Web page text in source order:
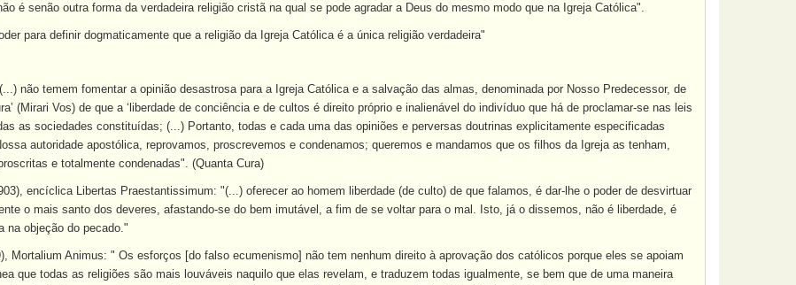
é senão outra forma da verdadeira religião cristã na qual se pode agradar a Deus do mesmo modo que na Igreja Católica".
para definir dogmaticamente que a religião da Igreja Católica é a única religião verdadeira"
não temem fomentar a opinião desastrosa para a Igreja Católica e a salvação das almas, denominada por Nosso Predecessor, de
(Mirari Vos) de que a ‘liberdade de conciência e de cultos é direito próprio e inalienável do indivíduo que há de proclamar-se nas leis
as sociedades constituídas; (...) Portanto, todas e cada uma das opiniões e perversas doutrinas explicitamente especificadas
autoridade apostólica, reprovamos, proscrevemos e condenamos; queremos e mandamos que os filhos da Igreja as tenham,
e totalmente condenadas". (Quanta Cura)
encíclica Libertas Praestantissimum: "(...) oferecer ao homem liberdade (de culto) de que falamos, é dar-lhe o poder de desvirtuar
o mais santo dos deveres, afastando-se do bem imutável, a fim de se voltar para o mal. Isto, já o dissemos, não é liberdade, é
na objeção do pecado."
Mortalium Animus: " Os esforços [do falso ecumenismo] não tem nenhum direito à aprovação dos católicos porque eles se apoiam
que todas as religiões são mais louváveis naquilo que elas revelam, e traduzem todas igualmente, se bem que de uma maneira